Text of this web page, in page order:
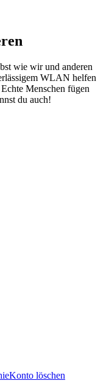
wie wir und anderen
WLAN helfen
Menschen fügen
du auch!
Konto löschen